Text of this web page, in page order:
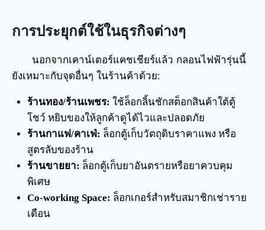
การประยุกต์ใช้ในธุรกิจต่างๆ
นอกจากเคาน์เตอร์แคชเชียร์แล้ว กลอนไฟฟ้ารุ่นนี้
ยังเหมาะกับจุดอื่นๆ ในร้านค้าด้วย:
ร้านทอง/ร้านเพชร: ใช้ล็อกลิ้นชักสต็อกสินค้าใต้ตู้
โชว์ หยิบของให้ลูกค้าดูได้ไวและปลอดภัย
ร้านกาแฟ/คาเฟ่: ล็อกตู้เก็บวัตถุดิบราคาแพง หรือ
สูตรลับของร้าน
ร้านขายยา: ล็อกตู้เก็บยาอันตรายหรือยาควบคุม
พิเศษ
Co-working Space: ล็อกเกอร์สำหรับสมาชิกเช่าราย
เดือน